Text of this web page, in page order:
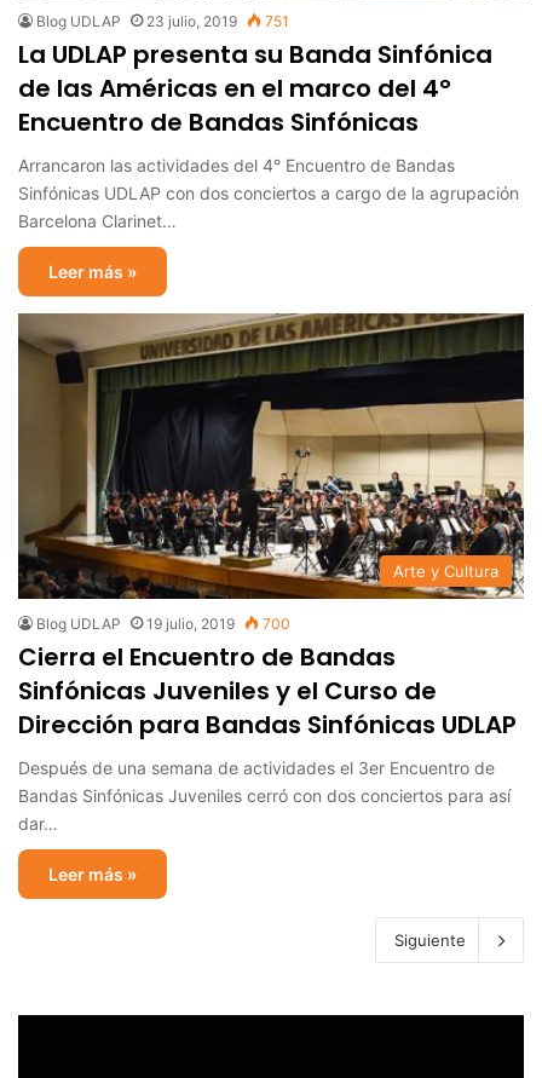
Blog UDLAP 23 julio, 2019 751
La UDLAP presenta su Banda Sinfónica
de las Américas en el marco del 4°
Encuentro de Bandas Sinfónicas
Arrancaron las actividades del 4° Encuentro de Bandas
Sinfónicas UDLAP con dos conciertos a cargo de la agrupación
Barcelona Clarinet…
Leer más »
Arte y Cultura
Blog UDLAP 19 julio, 2019 700
Cierra el Encuentro de Bandas
Sinfónicas Juveniles y el Curso de
Dirección para Bandas Sinfónicas UDLAP
Después de una semana de actividades el 3er Encuentro de
Bandas Sinfónicas Juveniles cerró con dos conciertos para así
dar…
Leer más »
Siguiente